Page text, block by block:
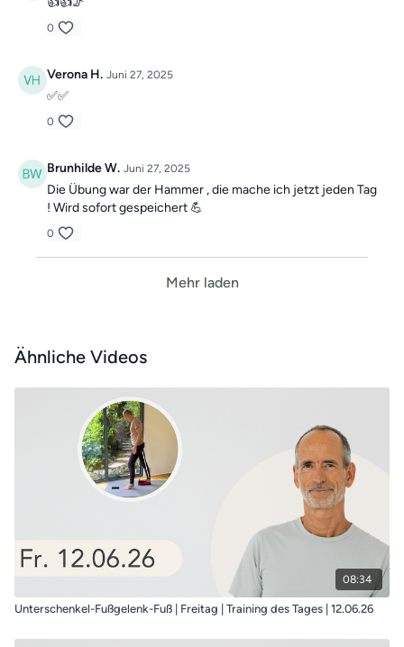
0
Verona H. Juni 27, 2025
✅️✅️
0
Brunhilde W. Juni 27, 2025
Die Übung war der Hammer , die mache ich jetzt jeden Tag
! Wird sofort gespeichert 💪
0
Mehr laden
Ähnliche Videos
08:34
Unterschenkel-Fußgelenk-Fuß | Freitag | Training des Tages | 12.06.26